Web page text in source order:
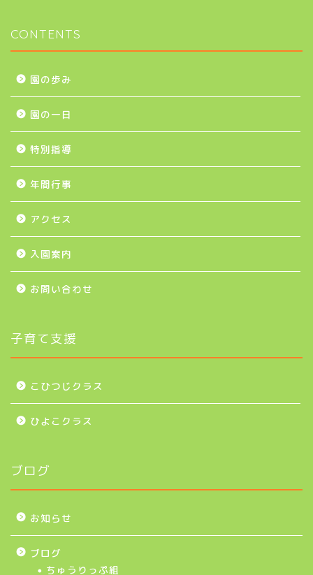
CONTENTS
園の歩み
園の一日
特別指導
年間行事
アクセス
入園案内
お問い合わせ
子育て支援
こひつじクラス
ひよこクラス
ブログ
お知らせ
ブログ
ちゅうりっぷ組